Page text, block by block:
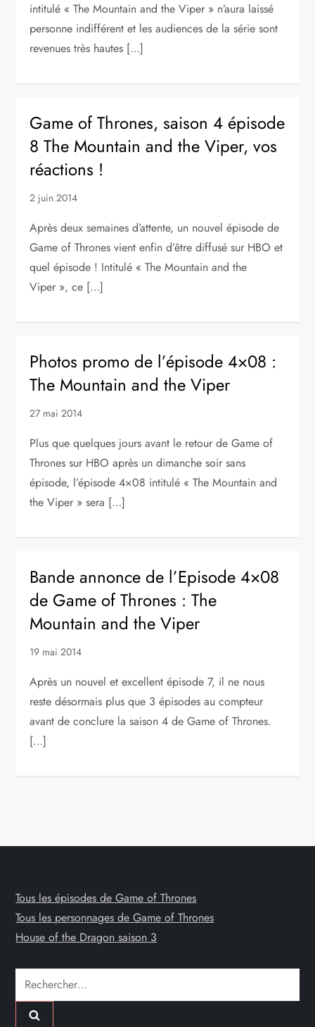
intitulé « The Mountain and the Viper » n’aura laissé
personne indifférent et les audiences de la série sont
revenues très hautes […]
Game of Thrones, saison 4 épisode
8 The Mountain and the Viper, vos
réactions !
2 juin 2014
Après deux semaines d’attente, un nouvel épisode de
Game of Thrones vient enfin d’être diffusé sur HBO et
quel épisode ! Intitulé « The Mountain and the
Viper », ce […]
Photos promo de l’épisode 4×08 :
The Mountain and the Viper
27 mai 2014
Plus que quelques jours avant le retour de Game of
Thrones sur HBO après un dimanche soir sans
épisode, l’épisode 4×08 intitulé « The Mountain and
the Viper » sera […]
Bande annonce de l’Episode 4×08
de Game of Thrones : The
Mountain and the Viper
19 mai 2014
Après un nouvel et excellent épisode 7, il ne nous
reste désormais plus que 3 épisodes au compteur
avant de conclure la saison 4 de Game of Thrones.
[…]
Tous les épisodes de Game of Thrones
Tous les personnages de Game of Thrones
House of the Dragon saison 3
Rechercher :